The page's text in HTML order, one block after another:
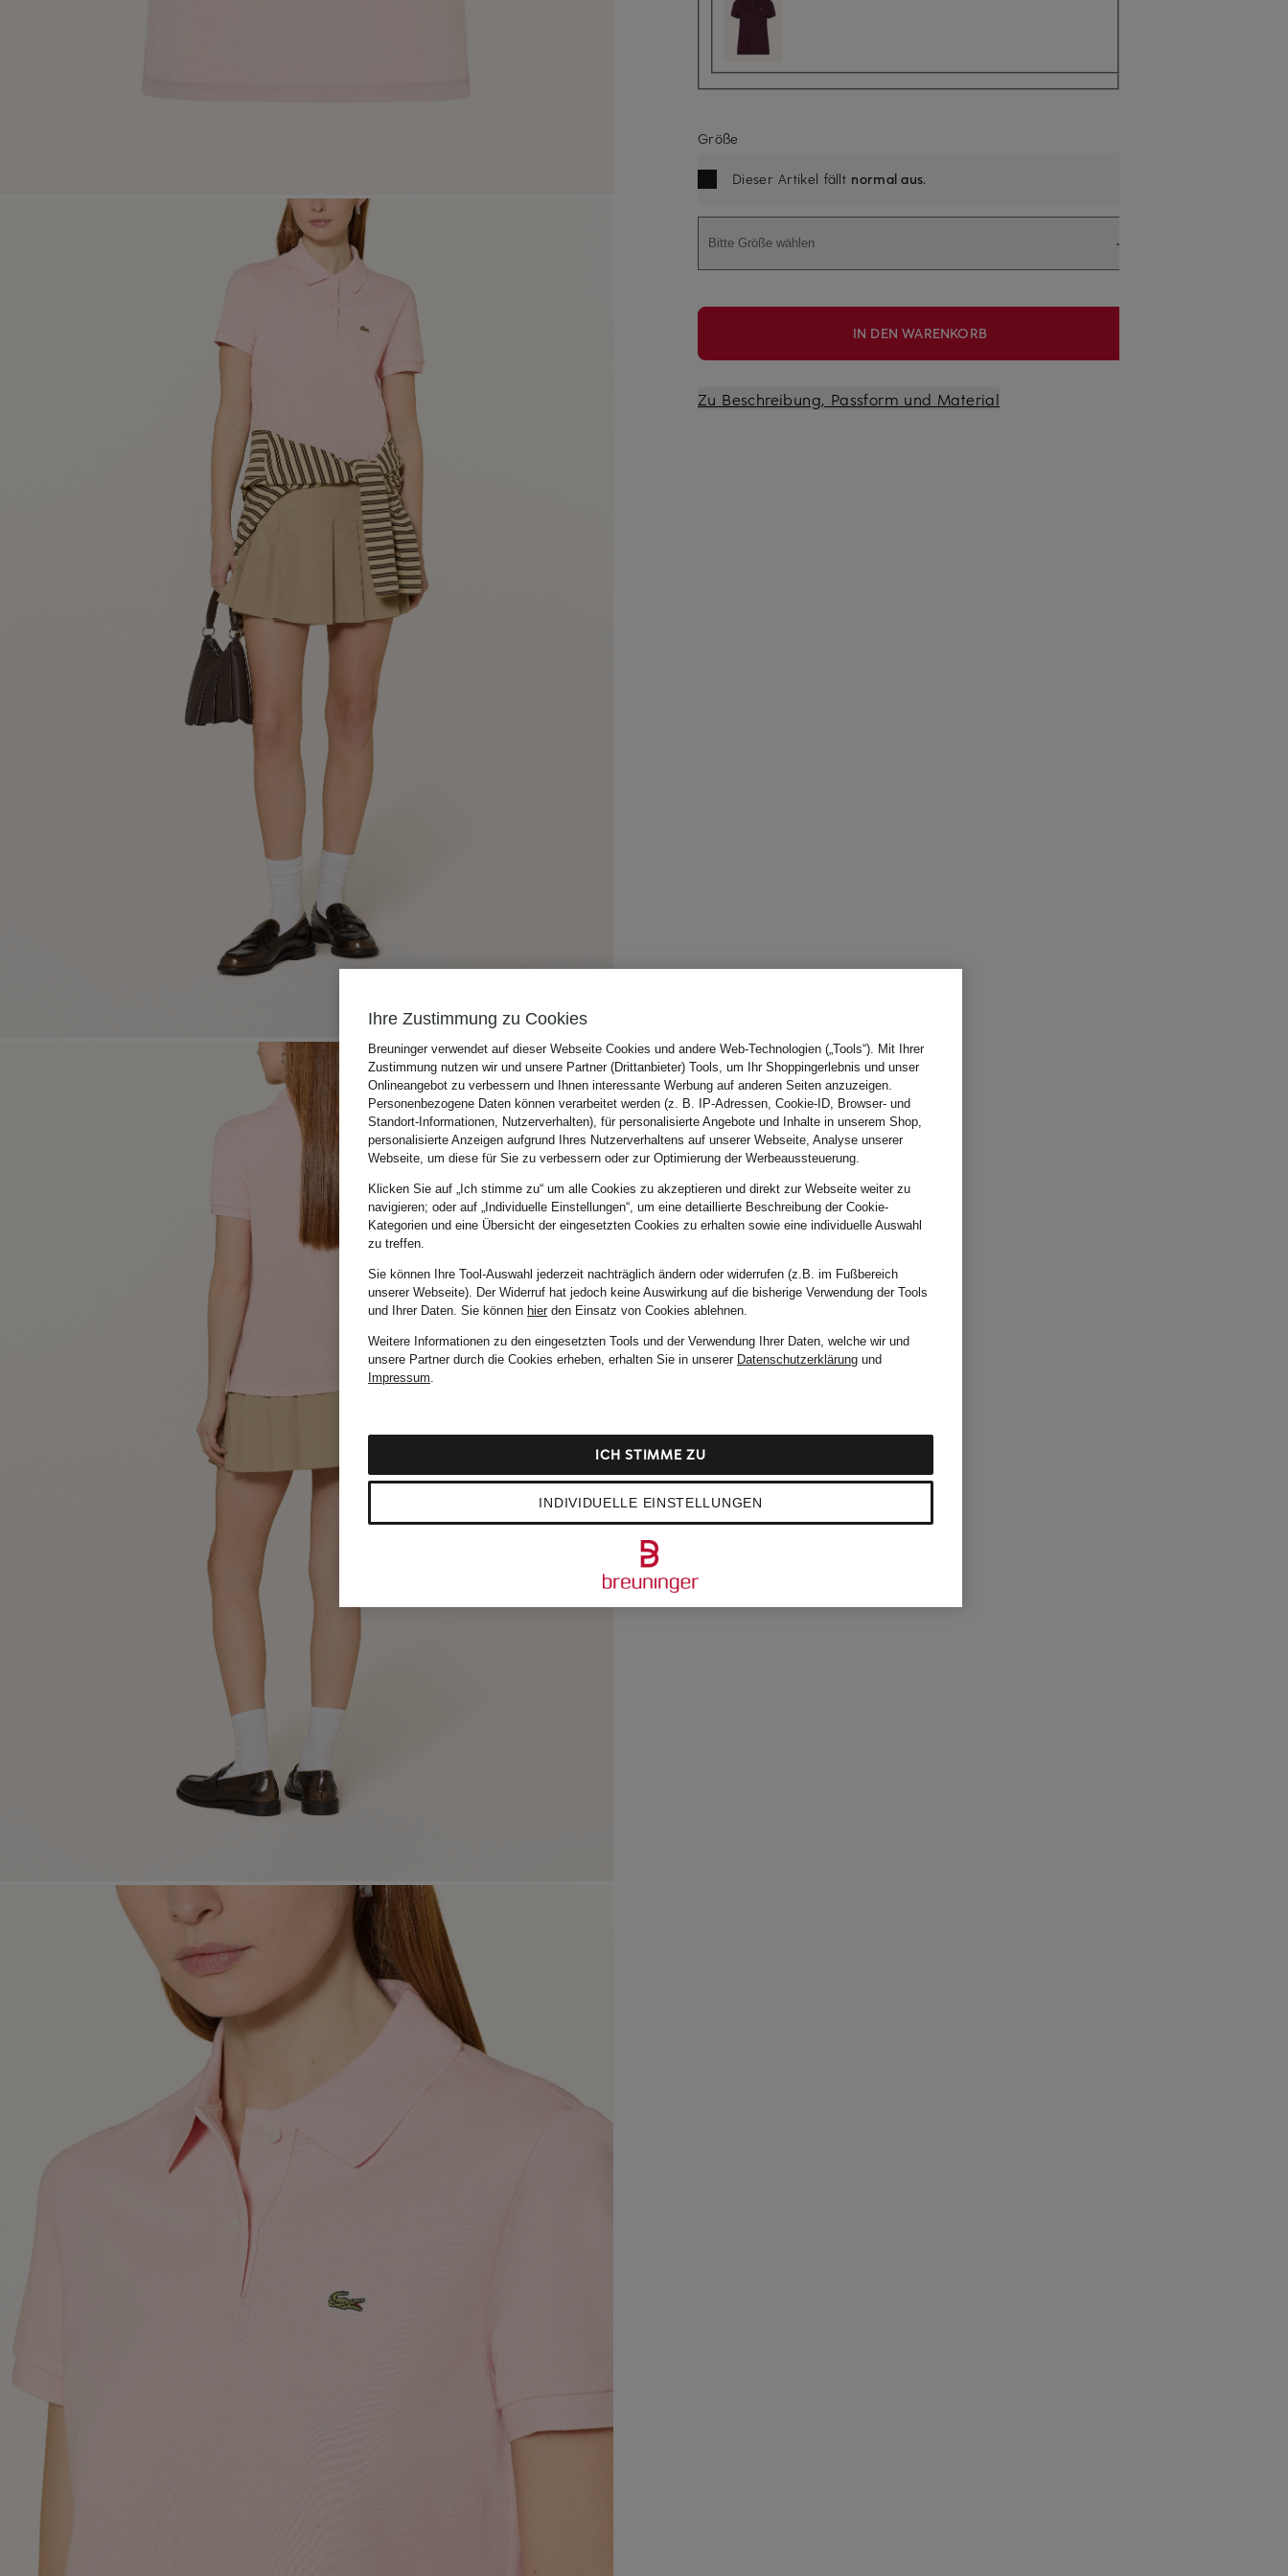
Größe
Dieser Artikel fällt normal aus.
Bitte Größe wählen
IN DEN WARENKORB
Zu Beschreibung, Passform und Material
Ihre Zustimmung zu Cookies
Breuninger verwendet auf dieser Webseite Cookies und andere Web-Technologien („Tools“). Mit Ihrer
Zustimmung nutzen wir und unsere Partner (Drittanbieter) Tools, um Ihr Shoppingerlebnis und unser
Onlineangebot zu verbessern und Ihnen interessante Werbung auf anderen Seiten anzuzeigen.
Personenbezogene Daten können verarbeitet werden (z. B. IP-Adressen, Cookie-ID, Browser- und
Standort-Informationen, Nutzerverhalten), für personalisierte Angebote und Inhalte in unserem Shop,
personalisierte Anzeigen aufgrund Ihres Nutzerverhaltens auf unserer Webseite, Analyse unserer
Webseite, um diese für Sie zu verbessern oder zur Optimierung der Werbeaussteuerung.
Klicken Sie auf „Ich stimme zu“ um alle Cookies zu akzeptieren und direkt zur Webseite weiter zu
navigieren; oder auf „Individuelle Einstellungen“, um eine detaillierte Beschreibung der Cookie-
Kategorien und eine Übersicht der eingesetzten Cookies zu erhalten sowie eine individuelle Auswahl
zu treffen.
Sie können Ihre Tool-Auswahl jederzeit nachträglich ändern oder widerrufen (z.B. im Fußbereich
unserer Webseite). Der Widerruf hat jedoch keine Auswirkung auf die bisherige Verwendung der Tools
und Ihrer Daten. Sie können hierden Einsatz von Cookies ablehnen.
Weitere Informationen zu den eingesetzten Tools und der Verwendung Ihrer Daten, welche wir und
unsere Partner durch die Cookies erheben, erhalten Sie in unserer Datenschutzerklärung und
Impressum.
INDIVIDUELLE EINSTELLUNGEN
ICH STIMME ZU